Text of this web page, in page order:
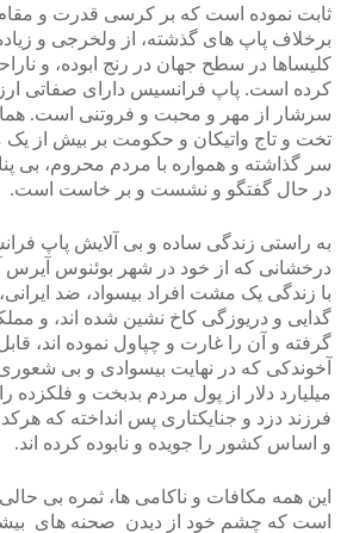
ثابت نموده است که بر کرسی قدرت و مقام
برخلاف پاپ های گذشته، از ولخرجی و
کلیساها در سطح جهان در رنج ابوده، و
کرده است. پاپ فرانسیس دارای صفاتی
سرشار از مهر و محبت و فروتنی است.
تخت و تاج واتیکان و حکومت بر بیش از یک
سر گذاشته و همواره با مردم محروم، بی
در حال گفتگو و نشست و بر خاست است.
به راستی زندگی ساده و بی آلایش پاپ
درخشانی که از خود در شهر بوئنوس آیرس
با زندگی یک مشت افراد بیسواد، ضد
گدایی و دریوزگی کاخ نشین شده اند، و
گرفته و آن را غارت و چپاول نموده اند،
فرزند دزد و جنایکتاری پس انداخته که
و اساس کشور را جویده و نابوده کرده اند.
این همه مکافات و ناکامی ها، ثمره بی
است که چشم خود از دیدن صحنه های